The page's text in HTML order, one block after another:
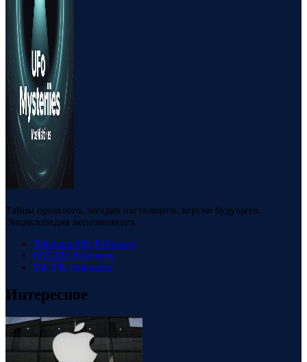
Тайны прошлого, загадки настоящего, версии будущего.
Энциклопедия непознанного.
Telegram 88k Followers
RSS 23k Followers
VK 23k Followers
Интересное